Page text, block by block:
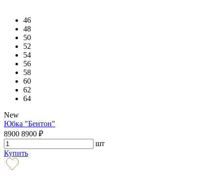
46
48
50
52
54
56
58
60
62
64
New
Юбка "Бентон"
8900 8900 ₽
шт
Купить